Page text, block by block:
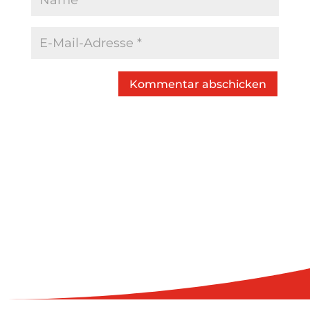
Kommentar abschicken